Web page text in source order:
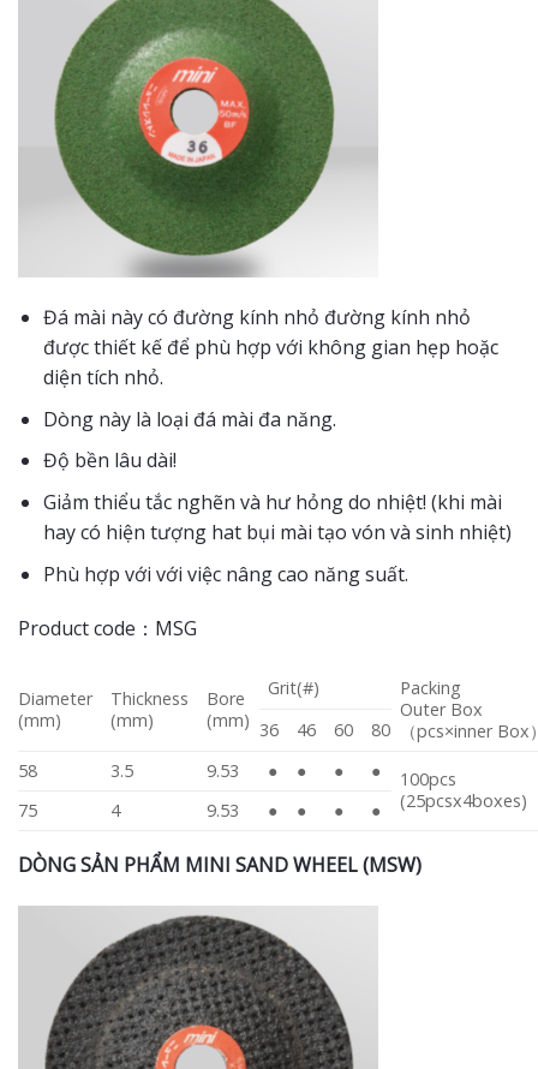
Đá mài này có đường kính nhỏ đường kính nhỏ
được thiết kế để phù hợp với không gian hẹp hoặc
diện tích nhỏ.
Dòng này là loại đá mài đa năng.
Độ bền lâu dài!
Giảm thiểu tắc nghẽn và hư hỏng do nhiệt! (khi mài
hay có hiện tượng hat bụi mài tạo vón và sinh nhiệt)
Phù hợp với với việc nâng cao năng suất.
Product code：MSG
Diameter
(mm)
Thickness
(mm)
Bore
(mm)
Grit(#)
Packing
Outer Box
（pcs×inner Box
36 46 60
80
58
3.5 9.53 ● ● ● ●
100pcs
(25pcsx4boxes)
75 4 9.53 ● ● ● ●
DÒNG SẢN PHẨM MINI SAND WHEEL (MSW)